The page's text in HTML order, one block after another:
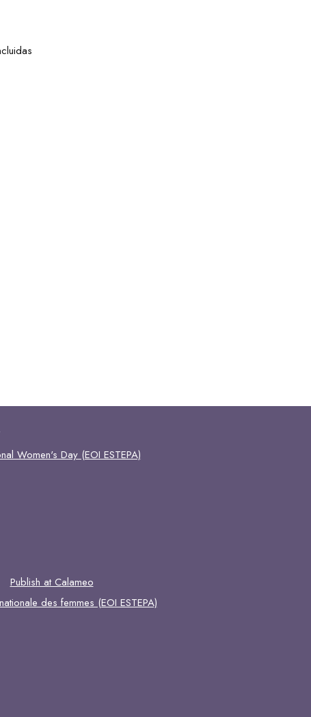
Women's Day (EOI ESTEPA)
Publish at Calameo
des femmes (EOI ESTEPA)